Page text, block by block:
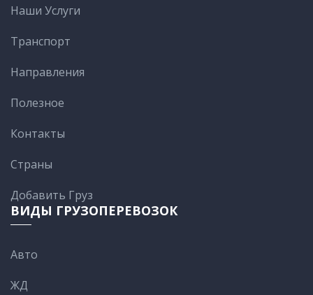
Наши Услуги
Транспорт
Направления
Полезное
Контакты
Cтраны
Добавить Груз
ВИДЫ ГРУЗОПЕРЕВОЗОК
Авто
ЖД